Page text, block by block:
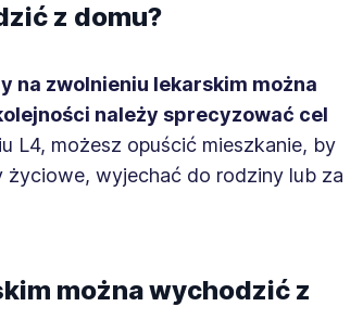
z domu?
na zwolnieniu lekarskim można
należy sprecyzować cel
L4, możesz opuścić mieszkanie, by
wyjechać do rodziny lub za
można wychodzić z